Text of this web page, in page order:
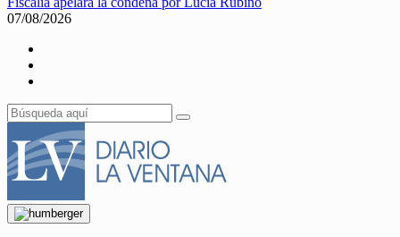
07/08/2026